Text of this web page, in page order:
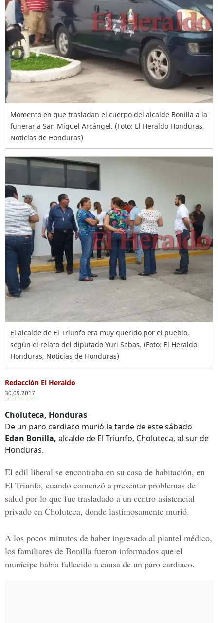
Momento en que trasladan el cuerpo del alcalde Bonilla a la
funeraria San Miguel Arcángel. (Foto: El Heraldo Honduras,
Noticias de Honduras)
El alcalde de El Triunfo era muy querido por el pueblo,
según el relato del diputado Yuri Sabas. (Foto: El Heraldo
Honduras, Noticias de Honduras)
Redacción El Heraldo
30.09.2017
Choluteca, Honduras
De un paro cardiaco murió la tarde de este sábado
Edan Bonilla, alcalde de El Triunfo, Choluteca, al sur de
Honduras.
El edil liberal se encontraba en su casa de habitación, en
El Triunfo, cuando comenzó a presentar problemas de
salud por lo que fue trasladado a un centro asistencial
privado en Choluteca, donde lastimosamente murió.
A los pocos minutos de haber ingresado al plantel médico,
los familiares de Bonilla fueron informados que el
munícipe había fallecido a causa de un paro cardiaco.